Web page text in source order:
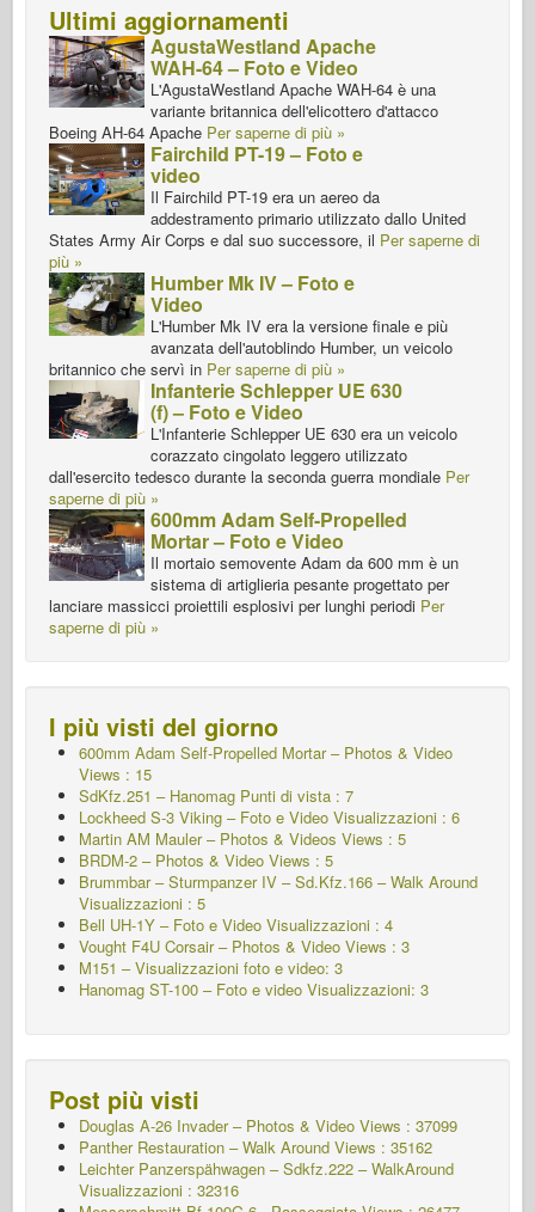
Ultimi aggiornamenti
AgustaWestland Apache
WAH-64 – Foto e Video
L'AgustaWestland Apache WAH-64 è una
variante britannica dell'elicottero d'attacco
Boeing AH-64 Apache Per saperne di più »
Fairchild PT-19 – Foto e
video
Il Fairchild PT-19 era un aereo da
addestramento primario utilizzato dallo United
States Army Air Corps e dal suo successore, il Per saperne di
più »
Humber Mk IV – Foto e
Video
L'Humber Mk IV era la versione finale e più
avanzata dell'autoblindo Humber, un veicolo
britannico che servì in Per saperne di più »
Infanterie Schlepper UE 630
(f) – Foto e Video
L'Infanterie Schlepper UE 630 era un veicolo
corazzato cingolato leggero utilizzato
dall'esercito tedesco durante la seconda guerra mondiale Per
saperne di più »
600mm Adam Self-Propelled
Mortar – Foto e Video
Il mortaio semovente Adam da 600 mm è un
sistema di artiglieria pesante progettato per
lanciare massicci proiettili esplosivi per lunghi periodi Per
saperne di più »
I più visti del giorno
600mm Adam Self-Propelled Mortar – Photos & Video
Views : 15
SdKfz.251 – Hanomag Punti di vista : 7
Lockheed S-3 Viking – Foto e Video Visualizzazioni : 6
Martin AM Mauler – Photos & Videos Views : 5
BRDM-2 – Photos & Video Views : 5
Brummbar – Sturmpanzer IV – Sd.Kfz.166 – Walk Around
Visualizzazioni : 5
Bell UH-1Y – Foto e Video Visualizzazioni : 4
Vought F4U Corsair – Photos & Video Views : 3
M151 – Visualizzazioni foto e video: 3
Hanomag ST-100 – Foto e video Visualizzazioni: 3
Post più visti
Douglas A-26 Invader – Photos & Video Views : 37099
Panther Restauration – Walk Around Views : 35162
Leichter Panzerspähwagen – Sdkfz.222 – WalkAround
Visualizzazioni : 32316